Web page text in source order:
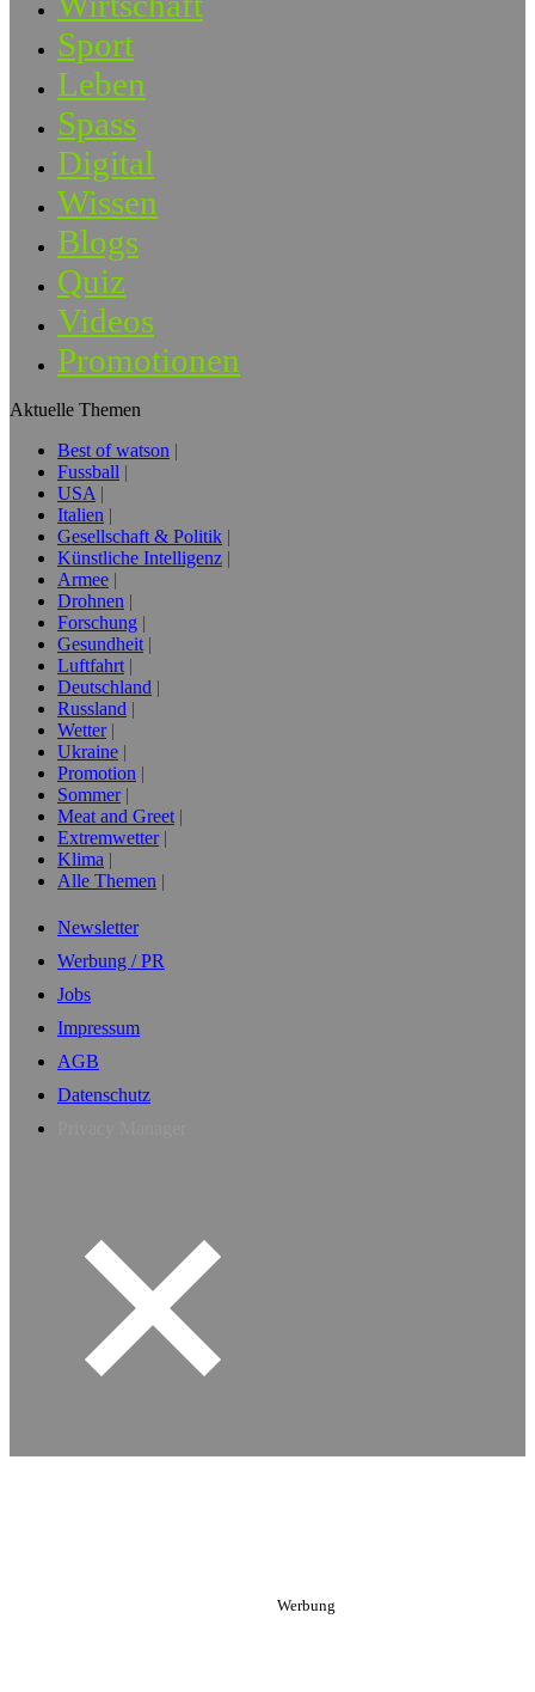
Sport
Leben
Spass
Digital
Wissen
Blogs
Quiz
Videos
Promotionen
Aktuelle Themen
Best of watson
Fussball
USA
Italien
Gesellschaft & Politik
Künstliche Intelligenz
Armee
Drohnen
Forschung
Gesundheit
Luftfahrt
Deutschland
Russland
Wetter
Ukraine
Promotion
Sommer
Meat and Greet
Extremwetter
Klima
Alle Themen
Newsletter
Werbung / PR
Jobs
Impressum
AGB
Datenschutz